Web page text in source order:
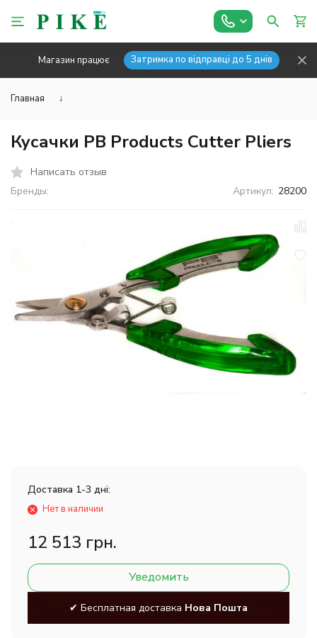
Магазин працює Затримка по відправці до 5 днів
Главная ↓
Кусачки PB Products Cutter Pliers
Написать отзыв
Бренды:
Артикул: 28200
Доставка 1-3 дні:
Нет в наличии
12 513 грн.
Уведомить
✔ Бесплатная доставка Нова Пошта